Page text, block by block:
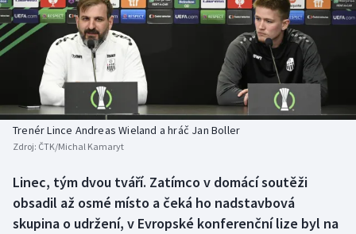
Baseball a softbal
Basketbal
Biatlon
Boby a skeleton
Box
Curling
Soutěže
Historické návraty
Aplikace ČT sport
AZ kvíz
Trenér Lince Andreas Wieland a hráč Jan Boller
Zdroj: ČTK/Michal Kamaryt
Linec, tým dvou tváří. Zatímco v domácí soutěži
obsadil až osmé místo a čeká ho nadstavbová
skupina o udržení, v Evropské konferenční lize byl na